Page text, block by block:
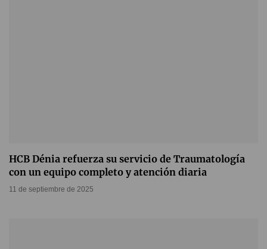
HCB Dénia refuerza su servicio de Traumatología
con un equipo completo y atención diaria
11 de septiembre de 2025